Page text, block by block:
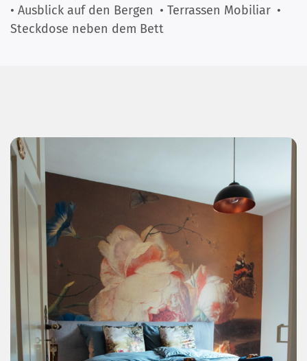
• Ausblick auf den Bergen • Terrassen Mobiliar •
Steckdose neben dem Bett